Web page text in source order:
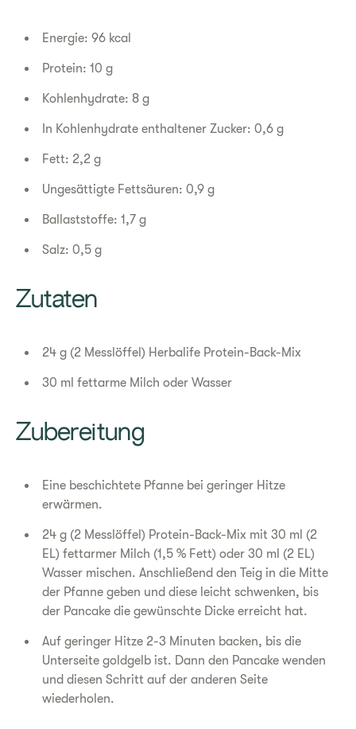
Energie: 96 kcal
Protein: 10 g
Kohlenhydrate: 8 g
In Kohlenhydrate enthaltener Zucker: 0,6 g
Fett: 2,2 g
Ungesättigte Fettsäuren: 0,9 g
Ballaststoffe: 1,7 g
Salz: 0,5 g
​Zutaten
24 g (2 Messlöffel) Herbalife Protein-Back-Mix
30 ml fettarme Milch oder Wasser
​Zubereitung
Eine beschichtete Pfanne bei geringer Hitze
erwärmen.
24 g (2 Messlöffel) Protein-Back-Mix mit 30 ml (2
EL) fettarmer Milch (1,5 % Fett) oder 30 ml (2 EL)
Wasser mischen. Anschließend den Teig in die Mitte
der Pfanne geben und diese leicht schwenken, bis
der Pancake die gewünschte Dicke erreicht hat.
Auf geringer Hitze 2-3 Minuten backen, bis die
Unterseite goldgelb ist. Dann den Pancake wenden
und diesen Schritt auf der anderen Seite
wiederholen.